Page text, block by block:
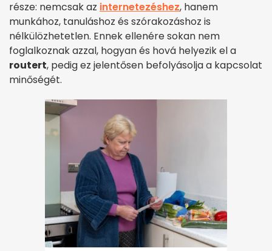
része: nemcsak az internetezéshez, hanem
munkához, tanuláshoz és szórakozáshoz is
nélkülözhetetlen. Ennek ellenére sokan nem
foglalkoznak azzal, hogyan és hová helyezik el a
routert, pedig ez jelentősen befolyásolja a kapcsolat
minőségét.